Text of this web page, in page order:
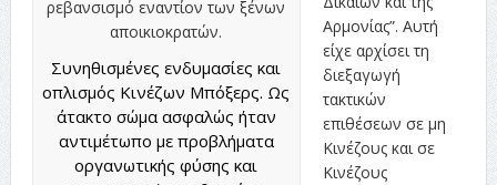
Συνηθισμένες ενδυμασίες και
οπλισμός Κινέζων Μπόξερς. Ως
άτακτο σώμα ασφαλώς ήταν
αντιμέτωπο με προβλήματα
οργανωτικής φύσης και
Αρμονίας”. Αυτή
είχε αρχίσει τη
διεξαγωγή
τακτικών
επιθέσεων σε μη
Κινέζους και σε
Κινέζους